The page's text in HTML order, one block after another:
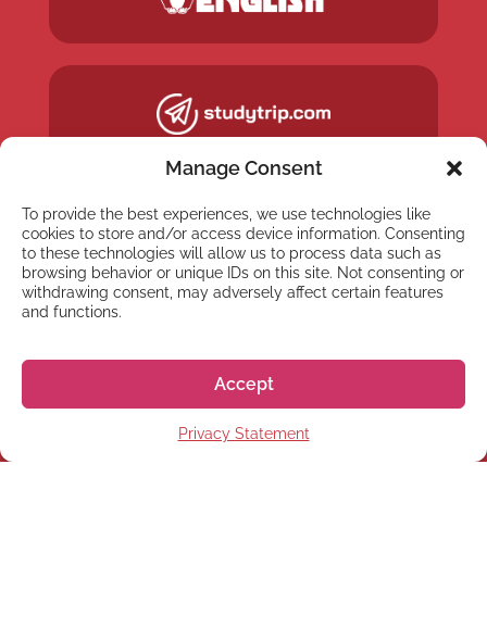
Manage Consent
To provide the best experiences, we use technologies like
cookies to store and/or access device information. Consenting
to these technologies will allow us to process data such as
browsing behavior or unique IDs on this site. Not consenting or
withdrawing consent, may adversely affect certain features
and functions.
Accept
Privacy Statement
NEWSLETTER
Suscríbete a nuestra